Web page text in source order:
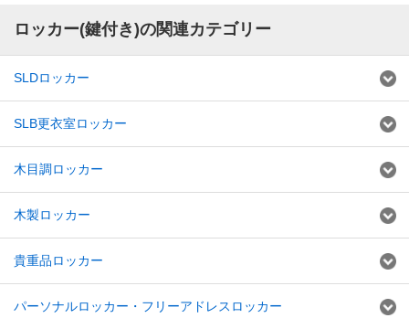
ロッカー(鍵付き)の関連カテゴリー
SLDロッカー
SLB更衣室ロッカー
木目調ロッカー
木製ロッカー
貴重品ロッカー
パーソナルロッカー・フリーアドレスロッカー